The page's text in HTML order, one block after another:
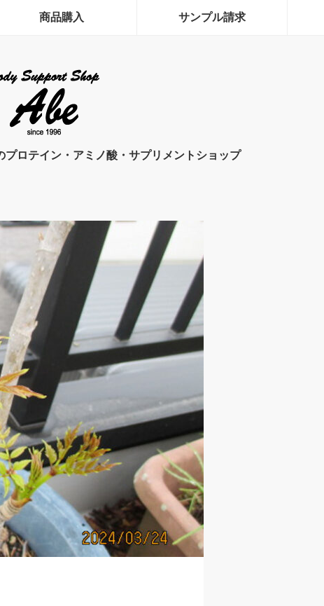
商品購入 サンプル請求
ロテイン・アミノ酸・サプリメントショップ